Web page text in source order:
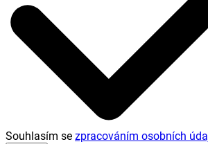
Souhlasím se zpracováním osobních